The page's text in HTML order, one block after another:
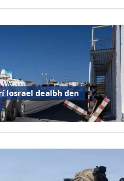
Iosrael dealbh den